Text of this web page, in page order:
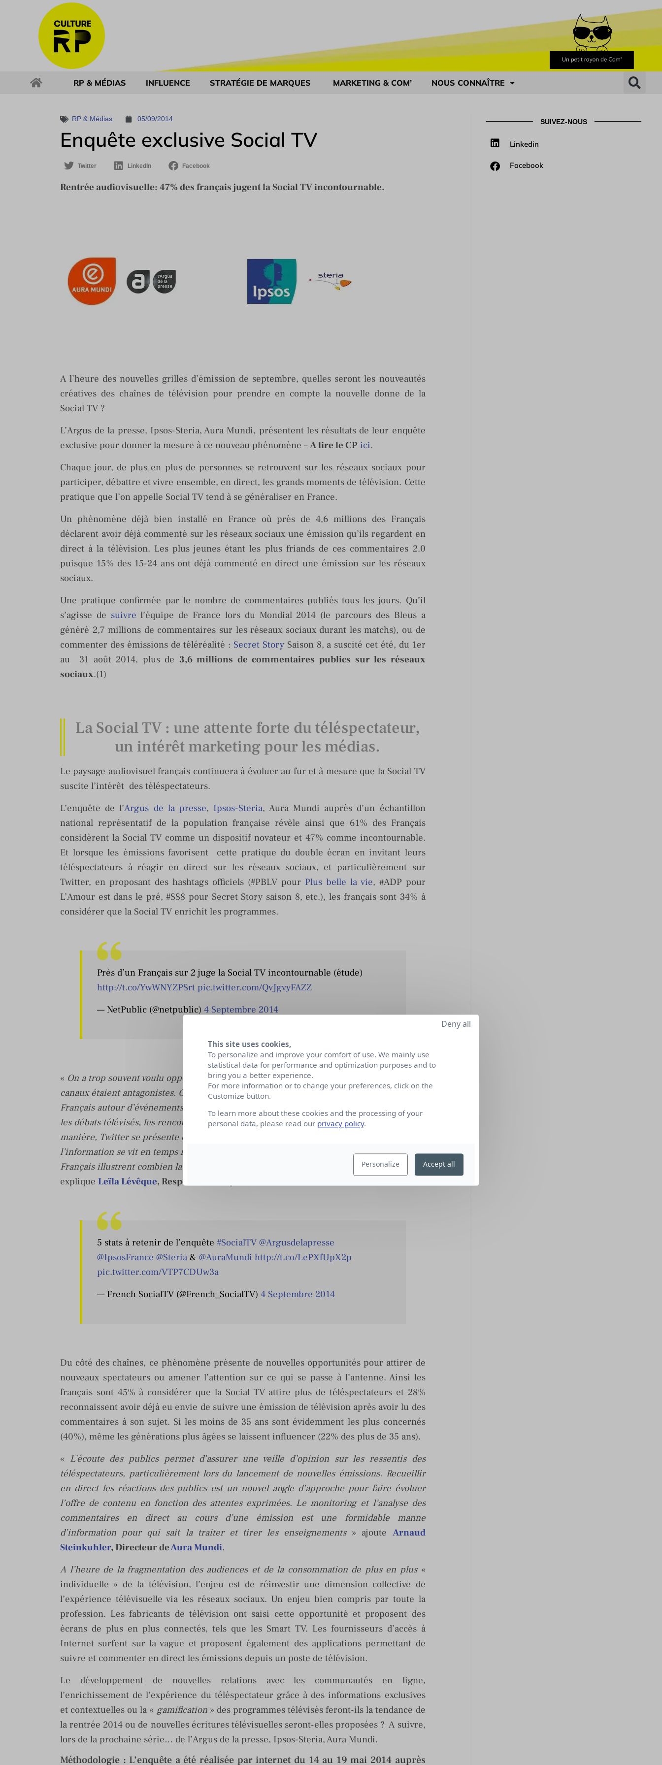
RP & MÉDIAS INFLUENCE STRATÉGIE DE MARQUES MARKETING & COM’ NOUS CONNAÎTRE
RP & Médias 05/09/2014
Enquête exclusive Social TV
Twitter LinkedIn Facebook
Rentrée audiovisuelle: 47% des français jugent la Social TV incontournable.
A l’heure des nouvelles grilles d’émission de septembre, quelles seront les nouveautés
créatives des chaînes de télévision pour prendre en compte la nouvelle donne de la
Social TV ?
L’Argus de la presse, Ipsos-Steria, Aura Mundi, présentent les résultats de leur enquête
exclusive pour donner la mesure à ce nouveau phénomène –A lire le CP ici.
Chaque jour, de plus en plus de personnes se retrouvent sur les réseaux sociaux pour
participer, débattre et vivre ensemble, en direct, les grands moments de télévision. Cette
pratique que l’on appelle Social TV tend à se généraliser en France.
Un phénomène déjà bien installé en France où près de 4,6 millions des Français
déclarent avoir déjà commenté sur les réseaux sociaux une émission qu’ils regardent en
direct à la télévision. Les plus jeunes étant les plus friands de ces commentaires 2.0
puisque 15% des 15-24 ans ont déjà commenté en direct une émission sur les réseaux
sociaux.
Une pratique confirmée par le nombre de commentaires publiés tous les jours. Qu’il
s’agisse de suivre l’équipe de France lors du Mondial 2014 (le parcours des Bleus a
généré 2,7 millions de commentaires sur les réseaux sociaux durant les matchs), ou de
commenter des émissions de téléréalité : Secret StorySaison 8, a suscité cet été, du 1er
au 31 août 2014, plus de 3,6 millions de commentaires publics sur les réseaux
sociaux.(1)
La Social TV : une attente forte du téléspectateur,
un intérêt marketing pour les médias.
Le paysage audiovisuel français continuera à évoluer au fur et à mesure que la Social TV
suscite l’intérêt des téléspectateurs.
L’enquête de l’Argus de la presse, Ipsos-Steria, Aura Mundi auprès d’un échantillon
national représentatif de la population française révèle ainsi que 61% des Français
considèrent la Social TV comme un dispositif novateur et 47% comme incontournable.
Et lorsque les émissions favorisent cette pratique du double écran en invitant leurs
téléspectateurs à réagir en direct sur les réseaux sociaux, et particulièrement sur
Twitter, en proposant des hashtags officiels (#PBLV pourPlus belle la vie, #ADP pour
L’Amour est dans le pré, #SS8 pour Secret Story saison 8, etc.), les français sont 34% à
considérer que la Social TV enrichit les programmes.
Près d’un Français sur 2 juge la Social TV incontournable (étude)
http://t.co/YwWNYZPSrt pic.twitter.com/QvJgvyFAZZ
— NetPublic (@netpublic) 4 Septembre 2014
« On a trop souvent voulu opposer médias traditionnels et Web 2.0 comme si ces deux
canaux étaient antagonistes. Or, la télévision est par excellence le média qui fédère les
Français autour d’événements majeurs vécus en direct tels que les rencontres sportives,
les débats télévisés, les rencontres musicales et les émissions de téléréalité. De la même
manière, Twitter se présente comme une plateforme live et conversationnelle où
l’information se vit en temps réel. La Social TV et l’attrait qu’elle suscite auprès des
Français illustrent combien la télévision et les réseaux sociaux sont complémentaires
explique Leïla Lévêque, Responsable Expertise Média chez Aura Mundi
5 stats à retenir de l’enquête #SocialTV @Argusdelapresse
@IpsosFrance @Steria & @AuraMundi http://t.co/LePXfUpX2p
pic.twitter.com/VTP7CDUw3a
— French SocialTV (@French_SocialTV) 4 Septembre 2014
Du côté des chaînes, ce phénomène présente de nouvelles opportunités pour attirer de
nouveaux spectateurs ou amener l’attention sur ce qui se passe à l’antenne. Ainsi les
français sont 45% à considérer que la Social TV attire plus de téléspectateurs et 28%
reconnaissent avoir déjà eu envie de suivre une émission de télévision après avoir lu des
commentaires à son sujet. Si les moins de 35 ans sont évidemment les plus concernés
(40%), même les générations plus âgées se laissent influencer (22% des plus de 35 ans).
« L’écoute des publics permet d’assurer une veille d’opinion sur les ressentis des
téléspectateurs, particulièrement lors du lancement de nouvelles émissions. Recueillir
en direct les réactions des publics est un nouvel angle d’approche pour faire évoluer
l’offre de contenu en fonction des attentes exprimées. Le monitoring et l’analyse des
commentaires en direct au cours d’une émission est une formidable manne
d’information pour qui sait la traiter et tirer les enseignements» ajoute Arnaud
Steinkuhler, Directeur deAura Mundi.
A l’heure de la fragmentation des audiences et de la consommation de plus en plus«
individuelle » de la télévision, l’enjeu est de réinvestir une dimension collective de
l’expérience télévisuelle via les réseaux sociaux. Un enjeu bien compris par toute la
profession. Les fabricants de télévision ont saisi cette opportunité et proposent des
écrans de plus en plus connectés, tels que les Smart TV. Les fournisseurs d’accès à
Internet surfent sur la vague et proposent également des applications permettant de
suivre et commenter en direct les émissions depuis un poste de télévision.
Le développement de nouvelles relations avec les communautés en ligne,
l’enrichissement de l’expérience du téléspectateur grâce à des informations exclusives
et contextuelles ou la « gamification» des programmes télévisés feront-ils la tendance de
la rentrée 2014 ou de nouvelles écritures télévisuelles seront-elles proposées ? A suivre,
lors de la prochaine série… de l’Argus de la presse, Ipsos-Steria, Aura Mundi.
Méthodologie : L’enquête a été réalisée par internet du 14 au 19 mai 2014 auprès
SUIVEZ-NOUS
Linkedin
Facebook
This site uses cookies,
To personalize and improve your comfort of use. We mainly use
statistical data for performance and optimization purposes and to
bring you a better experience.
For more information or to change your preferences, click on the
Customize button.
To learn more about these cookies and the processing of your
personal data, please read our privacy policy.
Personalize
Deny all
Accept all